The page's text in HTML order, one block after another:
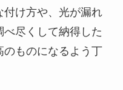
付け方や、光が漏れ
尽くして納得した
ものになるよう丁